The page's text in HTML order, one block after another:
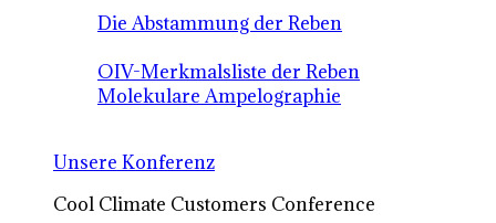
Die Abstammung der Reben
OIV-Merkmalsliste der Reben
Molekulare Ampelographie
Unsere Konferenz
Cool Climate Customers Conference